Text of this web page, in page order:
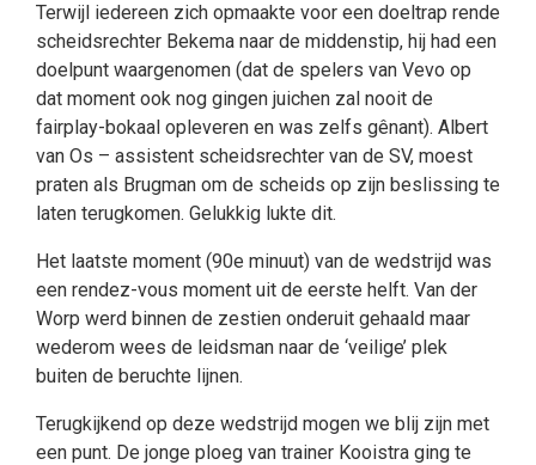
Terwijl iedereen zich opmaakte voor een doeltrap rende
scheidsrechter Bekema naar de middenstip, hij had een
doelpunt waargenomen (dat de spelers van Vevo op
dat moment ook nog gingen juichen zal nooit de
fairplay-bokaal opleveren en was zelfs gênant). Albert
van Os – assistent scheidsrechter van de SV, moest
praten als Brugman om de scheids op zijn beslissing te
laten terugkomen. Gelukkig lukte dit.
Het laatste moment (90e minuut) van de wedstrijd was
een rendez-vous moment uit de eerste helft. Van der
Worp werd binnen de zestien onderuit gehaald maar
wederom wees de leidsman naar de ‘veilige’ plek
buiten de beruchte lijnen.
Terugkijkend op deze wedstrijd mogen we blij zijn met
een punt. De jonge ploeg van trainer Kooistra ging te